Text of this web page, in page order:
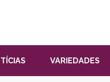
VARIEDADES